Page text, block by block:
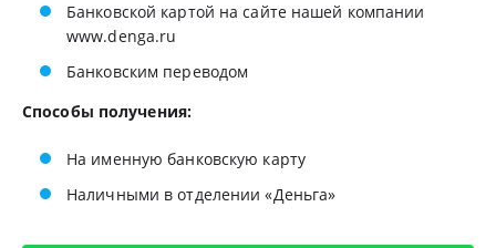
Банковской картой на сайте нашей компании
www.denga.ru
Банковским переводом
Способы получения:
На именную банковскую карту
Наличными в отделении «Деньга»